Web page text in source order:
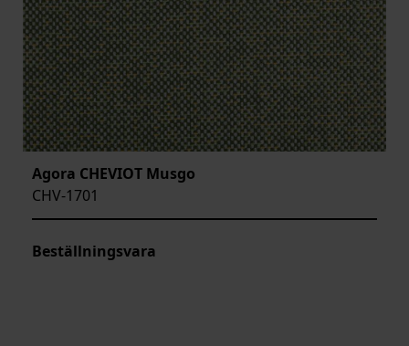
Agora CHEVIOT Musgo
CHV-1701
Beställningsvara